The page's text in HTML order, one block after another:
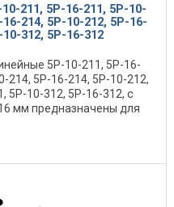
211, 5Р-16-211, 5Р-10-
214, 5Р-10-212, 5Р-16-
312, 5Р-16-312
5Р-10-211, 5Р-16-
214, 5Р-16-214, 5Р-10-212,
5Р-10-312, 5Р-16-312, с
мм предназначены для